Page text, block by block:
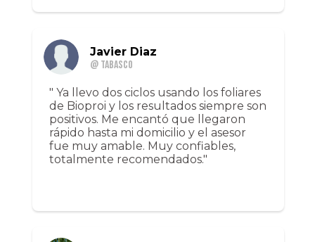
Javier Diaz
@ Tabasco
" Ya llevo dos ciclos usando los foliares
de Bioproi y los resultados siempre son
positivos. Me encantó que llegaron
rápido hasta mi domicilio y el asesor
fue muy amable. Muy confiables,
totalmente recomendados."